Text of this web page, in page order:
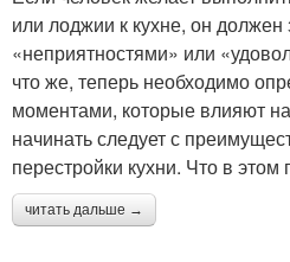
или лоджии к кухне, он должен
«неприятностями» или
что же, теперь необходимо
моментами, которые влияют
начинать следует с
перестройки кухни. Что в этом
читать дальше →